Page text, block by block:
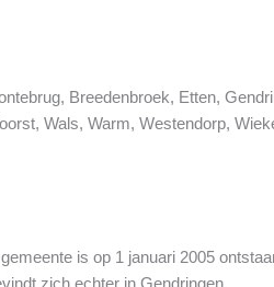
Breedenbroek, Etten,
Wals, Warm, Westendorp,
is op 1 januari 2005
zich echter in Gendringen.